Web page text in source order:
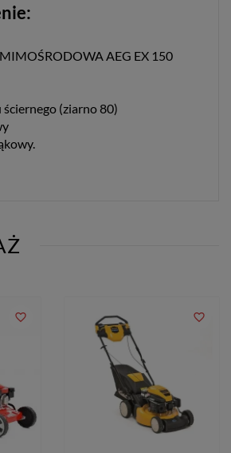
AEG EX 150
ściernego (ziarno 80)
favorite_border favorite_border